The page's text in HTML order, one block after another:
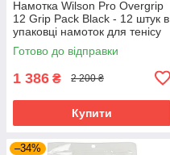
Намотка Wilson Pro Overgrip
12 Grip Pack Black - 12 штук в
упаковці намоток для тенісу
Готово до відправки
1 386 ₴ 2 200 ₴
Купити
–34%